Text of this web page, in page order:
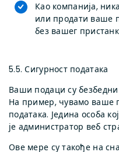
Као компанија,
или продати ваше
без вашег
5.5. Сигурност података
Ваши подаци су
На пример, чувамо ваше
података. Једина особа
је администратор веб
Ове мере су такође на